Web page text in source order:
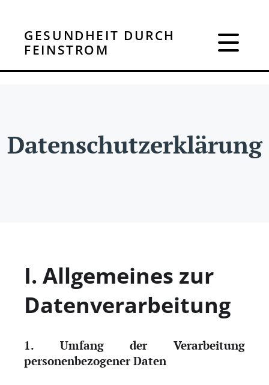
contentGESUNDHEIT DURCH
FEINSTROM
Impressum
Datenschutzerklärung
I. Allgemeines zur
Datenverarbeitung
1. Umfang der Verarbeitung
personenbezogener Daten